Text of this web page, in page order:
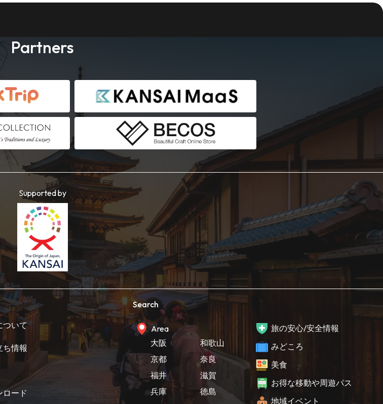
Partners
Supported by
ついて
ち情報
ロード
Search
Area
大阪
京都
福井
兵庫
和歌山
奈良
滋賀
徳島
旅の安心/安全情報
みどころ
美食
お得な移動や周遊パス
地域イベント